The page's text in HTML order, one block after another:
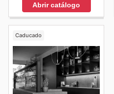
Abrir catálogo
Caducado